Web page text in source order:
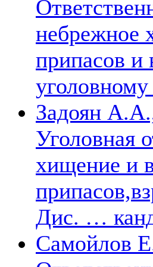
небрежное
припасов и
Задоян
Уголовная
хищение и
Дис. …
Самойлов